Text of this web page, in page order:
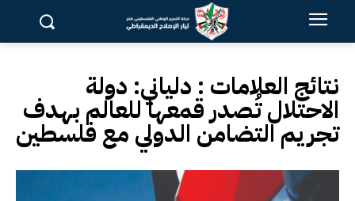
نتائج العلامات : دلياني: دولة
الاحتلال تُصدر قمعها للعالم بهدف
تجريم التضامن الدولي مع فلسطين